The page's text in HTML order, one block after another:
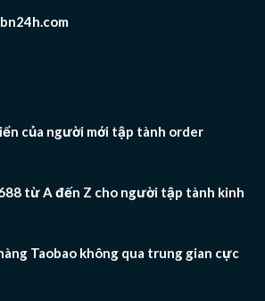
của người mới tập tành order
từ A đến Z cho người tập tành kinh
Taobao không qua trung gian cực